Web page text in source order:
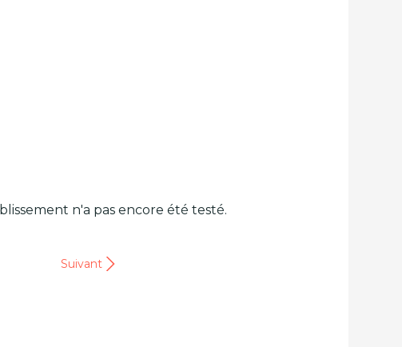
n'a pas encore été testé.
Suivant